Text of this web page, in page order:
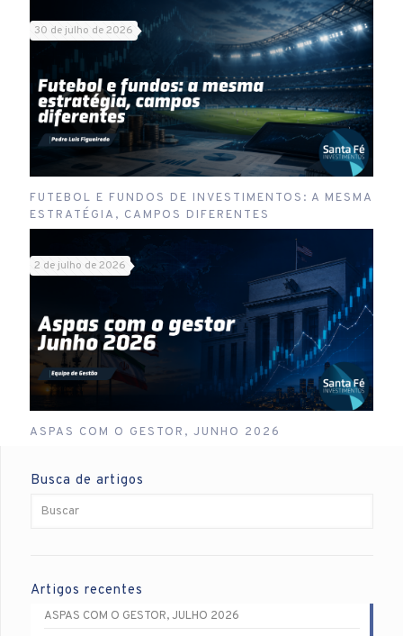
30 de julho de 2026
FUTEBOL E FUNDOS DE INVESTIMENTOS: A MESMA
ESTRATÉGIA, CAMPOS DIFERENTES
2 de julho de 2026
ASPAS COM O GESTOR, JUNHO 2026
Busca de artigos
Artigos recentes
ASPAS COM O GESTOR, JULHO 2026